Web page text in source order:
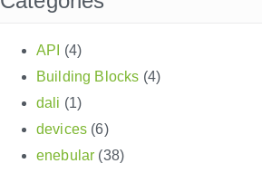
API
(4)
Building Blocks (4)
dali (1)
devices (6)
enebular (38)